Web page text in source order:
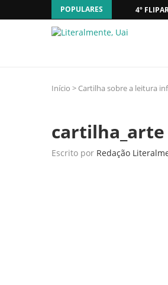
POPULARES 4º
Início > Cartilha sobre a leitura
cartilha_arte
Escrito por Redação